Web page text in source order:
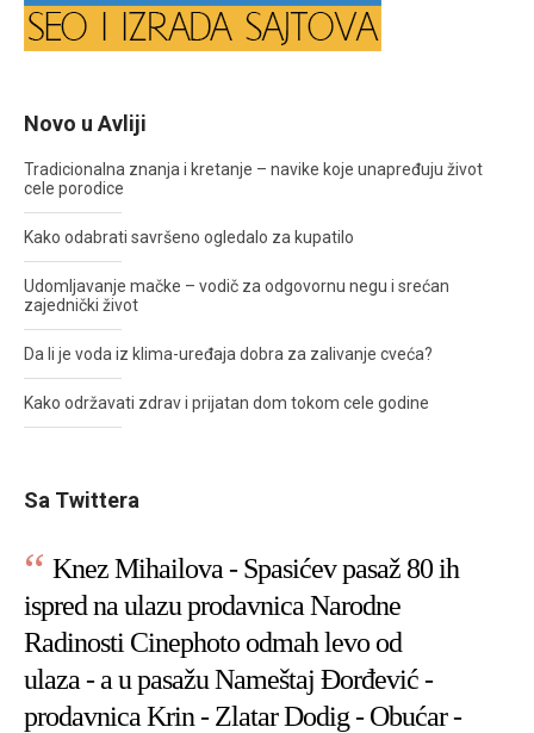
Novo u Avliji
Tradicionalna znanja i kretanje – navike koje unapređuju život
cele porodice
Kako odabrati savršeno ogledalo za kupatilo
Udomljavanje mačke – vodič za odgovornu negu i srećan
zajednički život
Da li je voda iz klima-uređaja dobra za zalivanje cveća?
Kako održavati zdrav i prijatan dom tokom cele godine
Sa Twittera
Knez Mihailova - Spasićev pasaž 80 ih
ispred na ulazu prodavnica Narodne
Radinosti Cinephoto odmah levo od
ulaza - a u pasažu Nameštaj Đorđević -
prodavnica Krin - Zlatar Dodig - Obućar -